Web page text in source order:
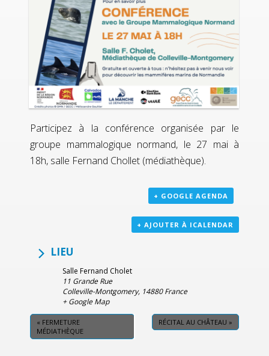
Participez à la conférence organisée par le
groupe mammalogique normand, le 27 mai à
18h, salle Fernand Chollet (médiathèque).
+ GOOGLE AGENDA
+ AJOUTER À ICALENDAR
LIEU
Salle Fernand Cholet
11 Grande Rue
Colleville-Montgomery, 14880 France
+ Google Map
« FERMETURE
MÉDIATHÈQUE
RÉCITAL AU CHÂTEAU »